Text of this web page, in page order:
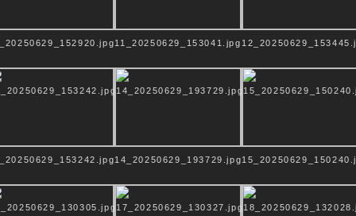
Ek-statisch Verbindung
11_20250629_153041.jpg
14_20250629_193729.jpg